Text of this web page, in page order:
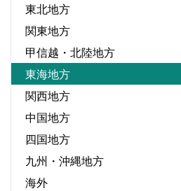
東北地方
関東地方
甲信越・北陸地方
東海地方
関西地方
中国地方
四国地方
九州・沖縄地方
海外